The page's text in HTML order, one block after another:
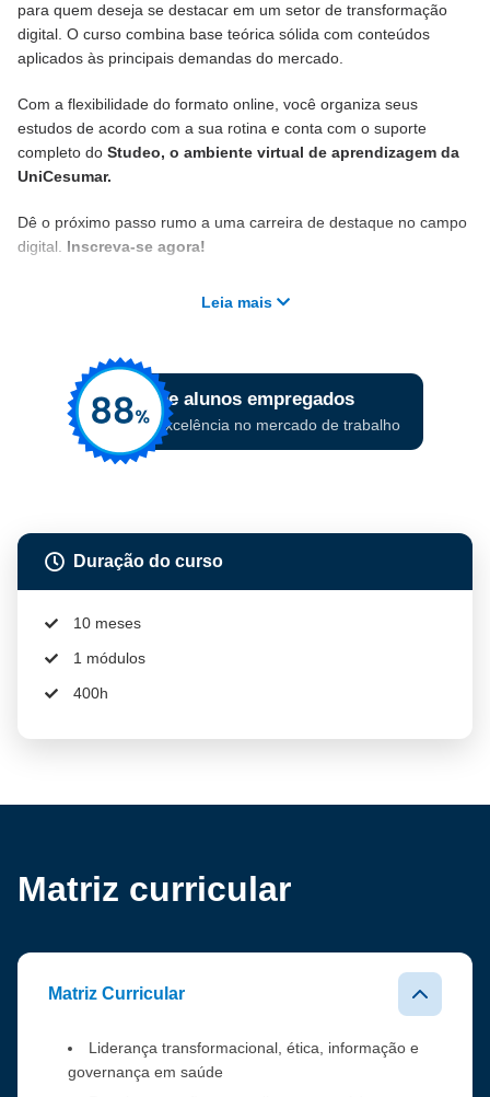
para quem deseja se destacar em um setor de transformação
digital. O curso combina base teórica sólida com conteúdos
aplicados às principais demandas do mercado.
Com a flexibilidade do formato online, você organiza seus
estudos de acordo com a sua rotina e conta com o suporte
completo do Studeo, o ambiente virtual de aprendizagem da
UniCesumar.
Dê o próximo passo rumo a uma carreira de destaque no campo
digital. Inscreva-se agora!
Leia mais
Duração do curso
10 meses
1 módulos
400h
Matriz curricular
Matriz Curricular
Liderança transformacional, ética, informação e
governança em saúde